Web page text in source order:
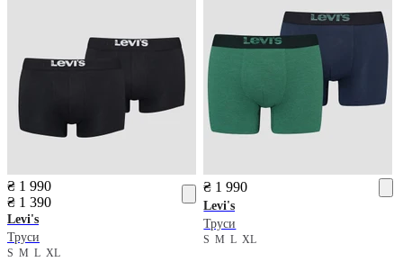
₴ 1 990
₴ 1 390
Levi's
Труси
S M L XL
₴ 1 990
Levi's
Труси
SMLXL